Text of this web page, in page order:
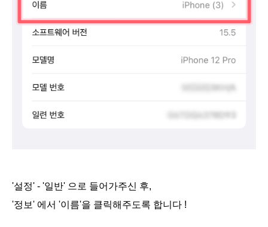
'설정' - '일반' 으로 들어가주신 후,
'정보' 에서 '이름'을 클릭해주도록 합니다 !